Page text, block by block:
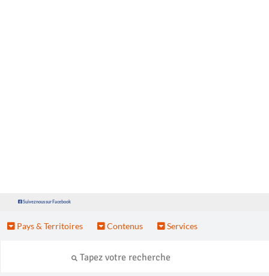
Suivez nous sur Facebook
Pays & Territoires Contenus Services